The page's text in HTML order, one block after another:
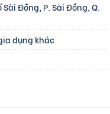
Sài Đồng, P. Sài Đồng, Q.
dụng khác